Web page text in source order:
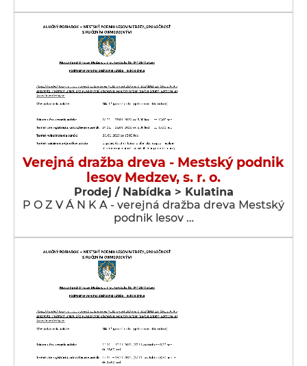
Verejná dražba dreva - Mestský podnik
lesov Medzev, s. r. o.
Prodej / Nabídka > Kulatina
P O Z V Á N K A - verejná dražba dreva Mestský
podnik lesov …